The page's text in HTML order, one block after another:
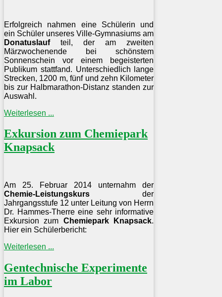
Erfolgreich nahmen eine Schülerin und
ein Schüler unseres Ville-Gymnasiums am
Donatuslaufteil, der am zweiten
Märzwochenende bei schönstem
Sonnenschein vor einem begeisterten
Publikum stattfand. Unterschiedlich lange
Strecken, 1200 m, fünf und zehn Kilometer
bis zur Halbmarathon-Distanz standen zur
Auswahl.
Weiterlesen ...
Exkursion zum Chemiepark
Knapsack
Am 25. Februar 2014 unternahm der
Chemie-Leistungskurs der
Jahrgangsstufe 12 unter Leitung von Herrn
Dr. Hammes-Therre eine sehr informative
Exkursion zum Chemiepark Knapsack.
Hier ein Schülerbericht:
Weiterlesen ...
Gentechnische Experimente
im Labor